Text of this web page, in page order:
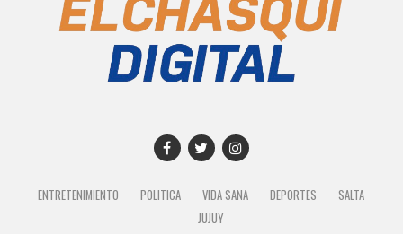
ENTRETENIMIENTO POLITICA VIDA SANA DEPORTES
SALTA
JUJUY